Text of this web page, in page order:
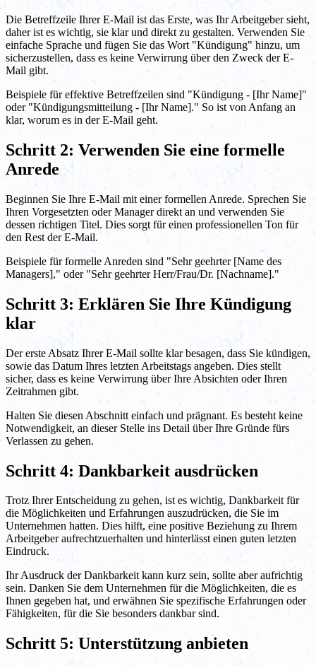
Die Betreffzeile Ihrer E-Mail ist das Erste, was Ihr Arbeitgeber sieht,
daher ist es wichtig, sie klar und direkt zu gestalten. Verwenden Sie
einfache Sprache und fügen Sie das Wort "Kündigung" hinzu, um
sicherzustellen, dass es keine Verwirrung über den Zweck der E-
Mail gibt.
Beispiele für effektive Betreffzeilen sind "Kündigung - [Ihr Name]"
oder "Kündigungsmitteilung - [Ihr Name]." So ist von Anfang an
klar, worum es in der E-Mail geht.
Schritt 2: Verwenden Sie eine formelle
Anrede
Beginnen Sie Ihre E-Mail mit einer formellen Anrede. Sprechen Sie
Ihren Vorgesetzten oder Manager direkt an und verwenden Sie
dessen richtigen Titel. Dies sorgt für einen professionellen Ton für
den Rest der E-Mail.
Beispiele für formelle Anreden sind "Sehr geehrter [Name des
Managers]," oder "Sehr geehrter Herr/Frau/Dr. [Nachname]."
Schritt 3: Erklären Sie Ihre Kündigung
klar
Der erste Absatz Ihrer E-Mail sollte klar besagen, dass Sie kündigen,
sowie das Datum Ihres letzten Arbeitstags angeben. Dies stellt
sicher, dass es keine Verwirrung über Ihre Absichten oder Ihren
Zeitrahmen gibt.
Halten Sie diesen Abschnitt einfach und prägnant. Es besteht keine
Notwendigkeit, an dieser Stelle ins Detail über Ihre Gründe fürs
Verlassen zu gehen.
Schritt 4: Dankbarkeit ausdrücken
Trotz Ihrer Entscheidung zu gehen, ist es wichtig, Dankbarkeit für
die Möglichkeiten und Erfahrungen auszudrücken, die Sie im
Unternehmen hatten. Dies hilft, eine positive Beziehung zu Ihrem
Arbeitgeber aufrechtzuerhalten und hinterlässt einen guten letzten
Eindruck.
Ihr Ausdruck der Dankbarkeit kann kurz sein, sollte aber aufrichtig
sein. Danken Sie dem Unternehmen für die Möglichkeiten, die es
Ihnen gegeben hat, und erwähnen Sie spezifische Erfahrungen oder
Fähigkeiten, für die Sie besonders dankbar sind.
Schritt 5: Unterstützung anbieten